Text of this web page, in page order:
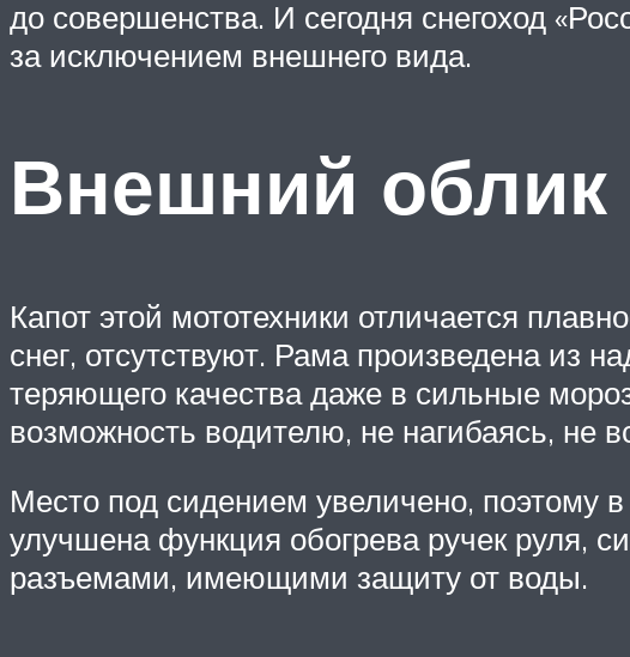
до совершенства. И сегодня снегоход
за исключением внешнего вида.
Внешний облик
Капот этой мототехники отличается
снег, отсутствуют. Рама произведена из
теряющего качества даже в сильные
возможность водителю, не нагибаясь, не
Место под сидением увеличено, поэтому
улучшена функция обогрева ручек руля,
разъемами, имеющими защиту от воды.